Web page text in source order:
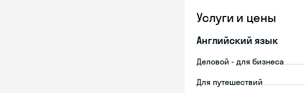
Услуги и цены
Английский язык
Деловой - для бизнеса
Для путешествий